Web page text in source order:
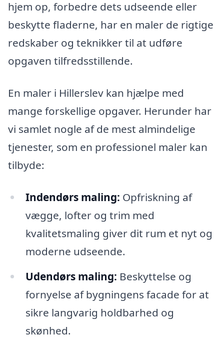
hjem op, forbedre dets udseende eller
beskytte fladerne, har en maler de rigtige
redskaber og teknikker til at udføre
opgaven tilfredsstillende.
En maler i Hillerslev kan hjælpe med
mange forskellige opgaver. Herunder har
vi samlet nogle af de mest almindelige
tjenester, som en professionel maler kan
tilbyde:
Indendørs maling: Opfriskning af
vægge, lofter og trim med
kvalitetsmaling giver dit rum et nyt og
moderne udseende.
Udendørs maling: Beskyttelse og
fornyelse af bygningens facade for at
sikre langvarig holdbarhed og
skønhed.